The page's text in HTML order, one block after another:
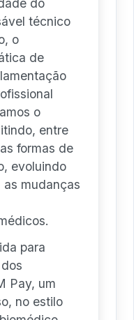
do
técnico
o
de
o
entre
formas de
evoluindo
mudanças
para
Pay, um
no estilo